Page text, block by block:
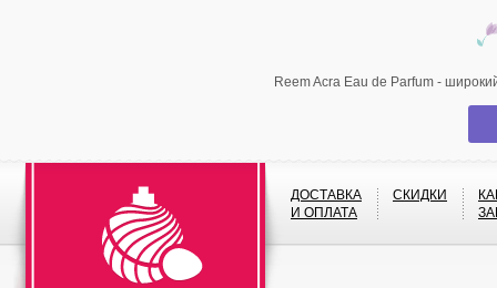
Reem Acra Eau de Parfum -
ДОСТАВКА
И ОПЛАТА
СКИДКИ